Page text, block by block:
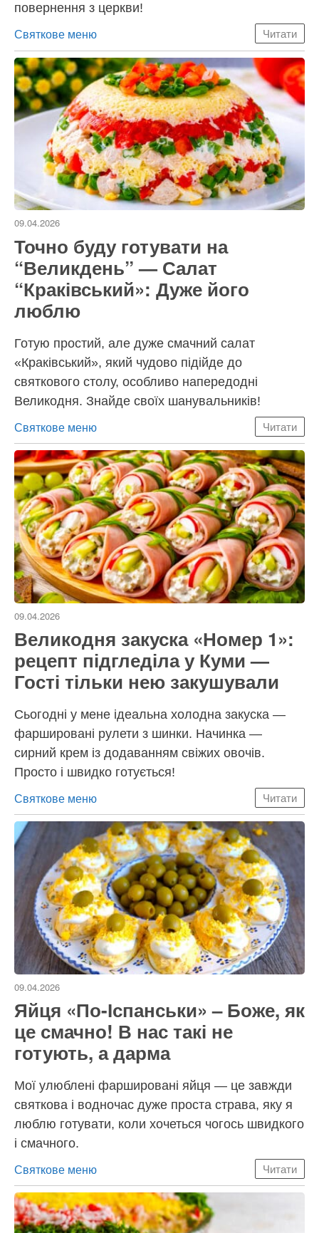
повернення з церкви!
Категорії
Святкове меню Читати
09.04.2026
Точно буду готувати на
“Великдень” — Салат
“Краківський»: Дуже його
люблю
Готую простий, але дуже смачний салат
«Краківський», який чудово підійде до
святкового столу, особливо напередодні
Великодня. Знайде своїх шанувальників!
Категорії
Святкове меню Читати
09.04.2026
Великодня закуска «Номер 1»:
рецепт підгледіла у Куми —
Гості тільки нею закушували
Сьогодні у мене ідеальна холодна закуска —
фаршировані рулети з шинки. Начинка —
сирний крем із додаванням свіжих овочів.
Просто і швидко готується!
Категорії
Святкове меню Читати
09.04.2026
Яйця «По-Іспанськи» – Боже, як
це смачно! В нас такі не
готують, а дарма
Мої улюблені фаршировані яйця — це завжди
святкова і водночас дуже проста страва, яку я
люблю готувати, коли хочеться чогось швидкого
і смачного.
Категорії
Святкове меню Читати